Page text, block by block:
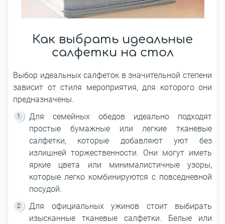
Как выбрать идеальные
салфетки на стол
Выбор идеальных салфеток в значительной степени
зависит от стиля мероприятия, для которого они
предназначены.
Для семейных обедов идеально подходят
простые бумажные или легкие тканевые
салфетки, которые добавляют уют без
излишней торжественности. Они могут иметь
яркие цвета или минималистичные узоры,
которые легко комбинируются с повседневной
посудой.
Для официальных ужинов стоит выбирать
изысканные тканевые салфетки. Белые или